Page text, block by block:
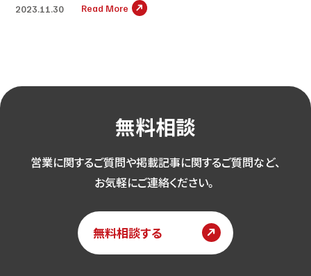
2023.11.30 Read More
無料相談
営業に関するご質問や掲載記事に関するご質問など、
お気軽にご連絡ください。
無料相談する